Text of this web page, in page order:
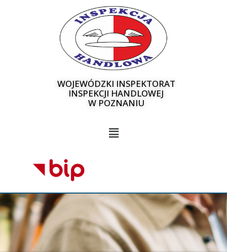
WOJEWÓDZKI INSPEKTORAT
INSPEKCJI HANDLOWEJ
W POZNANIU